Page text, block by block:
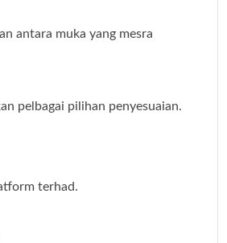
antara muka yang mesra
pelbagai pilihan penyesuaian.
terhad.